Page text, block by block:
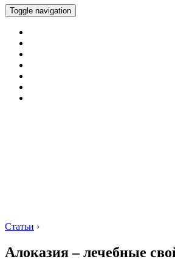
Toggle navigation
Статьи ›
Алоказия – лечебные